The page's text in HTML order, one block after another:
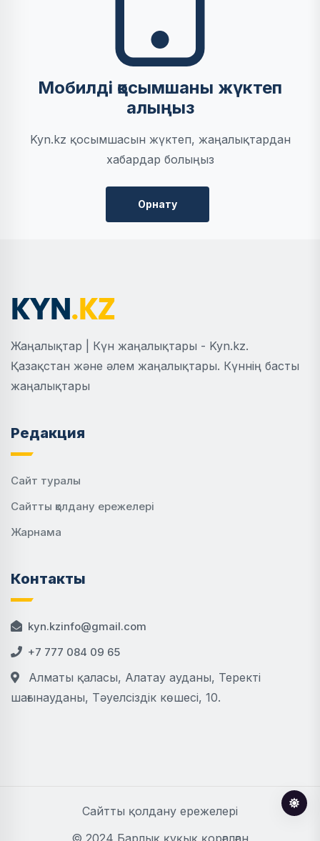
Мобилді қосымшаны жүктеп
алыңыз
Kyn.kz қосымшасын жүктеп, жаңалықтардан
хабардар болыңыз
Орнату
Жаңалықтар | Күн жаңалықтары - Kyn.kz.
Қазақстан және әлем жаңалықтары. Күннің басты
жаңалықтары
Редакция
Сайт туралы
Сайтты қолдану ережелері
Жарнама
Контакты
kyn.kzinfo@gmail.com
+7 777 084 09 65
Алматы қаласы, Алатау ауданы, Теректі
шағынауданы, Тәуелсіздік көшесі, 10.
Сайтты қолдану ережелері
© 2024 Барлық құқық қорғалған